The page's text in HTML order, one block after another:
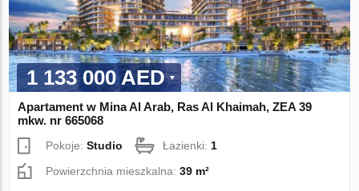
1 133 000 AED
Apartament w Mina Al Arab, Ras Al Khaimah, ZEA 39
mkw. nr 665068
Pokoje:Studio Łazienki:1
Powierzchnia mieszkalna:39 m²